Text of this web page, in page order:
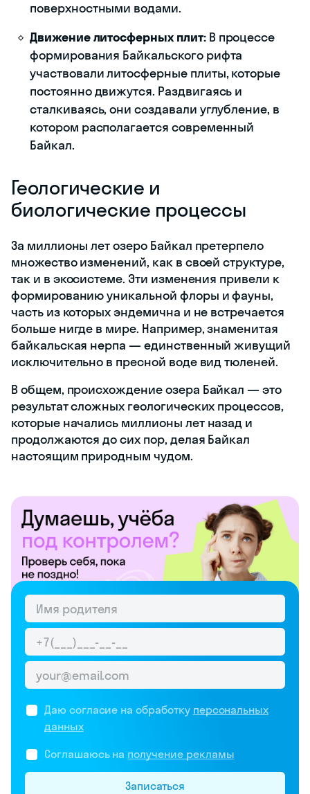
поверхностными водами.
Движение литосферных плит:В процессе
формирования Байкальского рифта
участвовали литосферные плиты, которые
постоянно движутся. Раздвигаясь и
сталкиваясь, они создавали углубление, в
котором располагается современный
Байкал.
Геологические и
биологические процессы
За миллионы лет озеро Байкал претерпело
множество изменений, как в своей структуре,
так и в экосистеме. Эти изменения привели к
формированию уникальной флоры и фауны,
часть из которых эндемична и не встречается
больше нигде в мире. Например, знаменитая
байкальская нерпа — единственный живущий
исключительно в пресной воде вид тюленей.
В общем, происхождение озера Байкал — это
результат сложных геологических процессов,
которые начались миллионы лет назад и
продолжаются до сих пор, делая Байкал
настоящим природным чудом.
Даю согласие на обработку персональных
данных
Соглашаюсь на получение рекламы
Записаться